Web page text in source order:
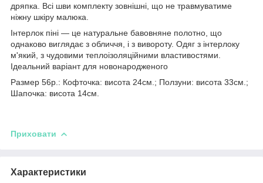
дряпка. Всі шви комплекту зовнішні, що не травмуватиме
ніжну шкіру малюка.
Інтерлок піні — це натуральне бавовняне полотно, що
однаково виглядає з обличчя, і з вивороту. Одяг з інтерлоку
м'який, з чудовими теплоізоляційними властивостями.
Ідеальний варіант для новонародженого
Размер 56р.: Кофточка: висота 24см.; Ползуни: висота 33см.;
Шапочка: висота 14см.
Приховати
Характеристики